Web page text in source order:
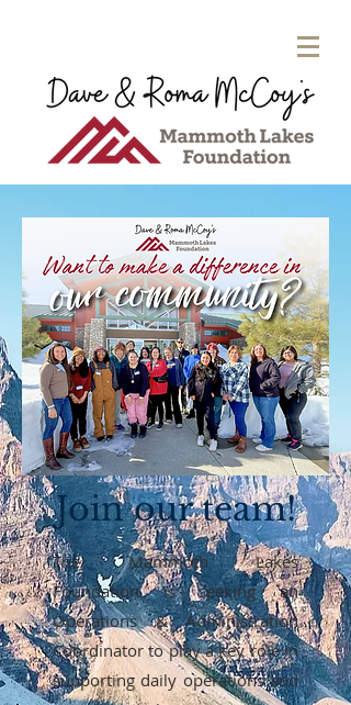
Join our team!
The Mammoth Lakes
Foundation is seeking an
Operations & Administration
Coordinator to play a key role in
supporting daily operations and